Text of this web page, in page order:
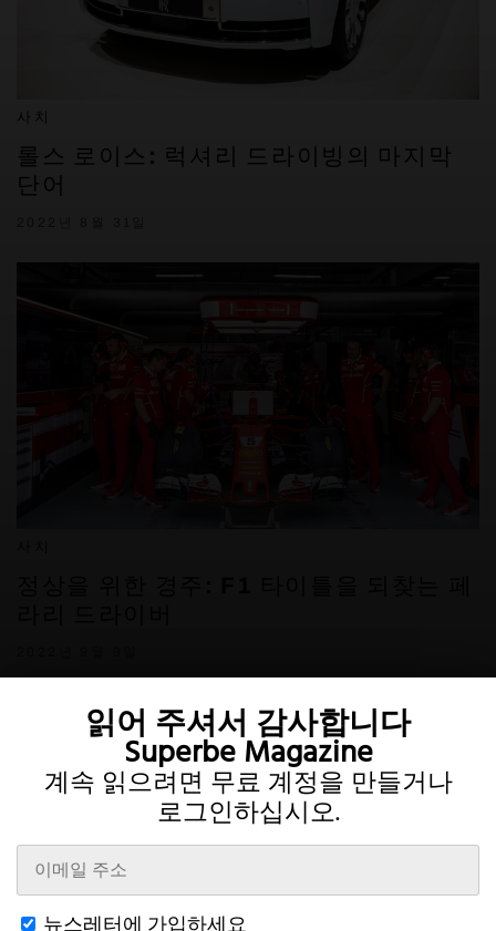
사치
롤스 로이스: 럭셔리 드라이빙의 마지막
단어
읽어 주셔서 감사합니다
Superbe Magazine
계속 읽으려면 무료 계정을 만들거나
로그인하십시오.
Twitter Instagram